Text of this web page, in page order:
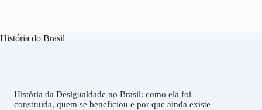
História do Brasil
História da Desigualdade no Brasil: como ela foi
construida, quem se beneficiou e por que ainda existe